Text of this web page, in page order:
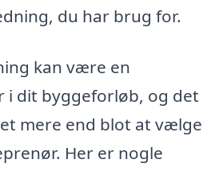
du har brug for.
kan være en
i dit byggeforløb, og det
mere end blot at vælge
Her er nogle